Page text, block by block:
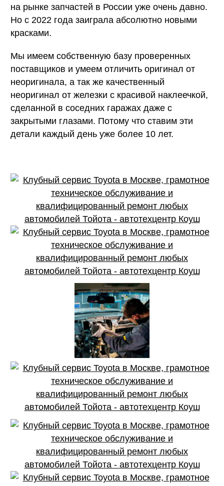
на рынке запчастей в России уже очень давно.
Но с 2022 года заиграла абсолютно новыми
красками.
Мы имеем собственную базу проверенных
поставщиков и умеем отличить оригинал от
неоригинала, а так же качественный
неоригинал от железки с красивой наклеечкой,
сделанной в соседних гаражах даже с
закрытыми глазами. Потому что ставим эти
детали каждый день уже более 10 лет.